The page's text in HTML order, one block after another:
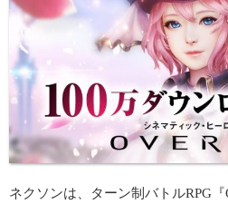
ネクソンは、ターン制バトルRPG